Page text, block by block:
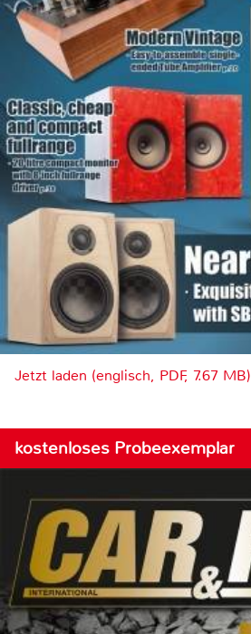
Jetzt laden (englisch, PDF, 7.67 MB)
kostenloses Probeexemplar